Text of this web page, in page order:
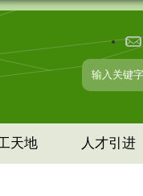
天地 人才引进